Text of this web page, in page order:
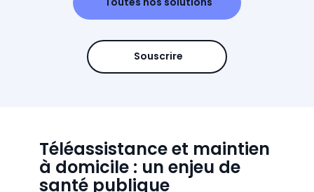
Souscrire
Téléassistance et maintien
à domicile : un enjeu de
santé publique